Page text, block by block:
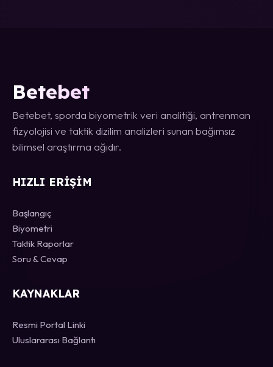
Betebet
Betebet, sporda biyometrik veri analitiği, antrenman
fizyolojisi ve taktik dizilim analizleri sunan bağımsız
bilimsel araştırma ağıdır.
HIZLI ERIŞIM
Başlangıç
Biyometri
Taktik Raporlar
Soru & Cevap
KAYNAKLAR
Resmi Portal Linki
Uluslararası Bağlantı